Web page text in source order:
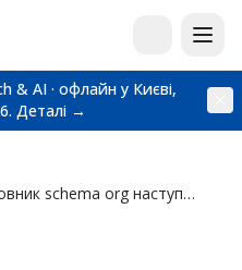
& AI · офлайн у Києві,
Деталі →
Саме словник schema org наступного року будуть найбільше використовувати AI-чатботи і асистенти для…